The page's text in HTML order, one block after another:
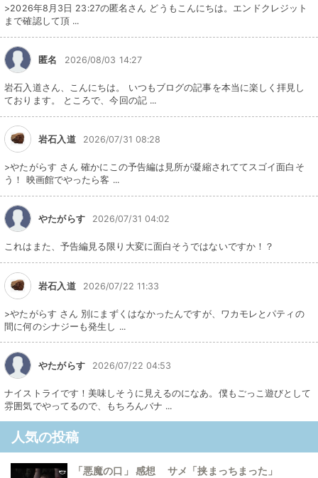
>2026年8月3日 23:27の匿名さん どうもこんにちは。エンドクレジット
まで確認して頂 ...
匿名 2026/08/03 14:27
岩石入道さん、こんにちは。 いつもブログの記事を本当に楽しく拝見し
ております。 ところで、今回の記 ...
岩石入道 2026/07/31 08:28
>やたがらす さん 確かにこの予告編は見所が凝縮されててスゴイ面白そ
う！ 映画館でやったら客 ...
やたがらす 2026/07/31 04:02
これはまた、予告編見る限り大変に面白そうではないですか！？
岩石入道 2026/07/22 11:33
>やたがらす さん 別にまずくはなかったんですが、ワカモレとパティの
間に何のシナジーも発生し ...
やたがらす 2026/07/22 04:53
ナイストライです！美味しそうに見えるのになあ。僕もごっこ遊びとして
雰囲気でやってるので、もちろんバナ ...
人気の投稿
「悪魔の口」 感想 サメ「挟まっちまった」